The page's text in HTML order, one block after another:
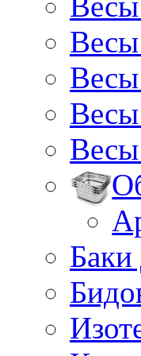
Весы
Весы
Баки